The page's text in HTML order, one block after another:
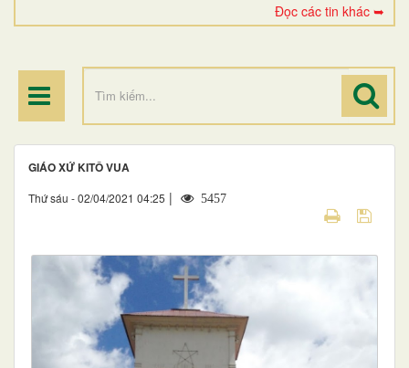
Đọc các tin khác ➥
ĐIỂM HÀNH HƯƠNG
GIÁO XỨ KITÔ VUA
Thứ sáu - 02/04/2021 04:25 | 5457